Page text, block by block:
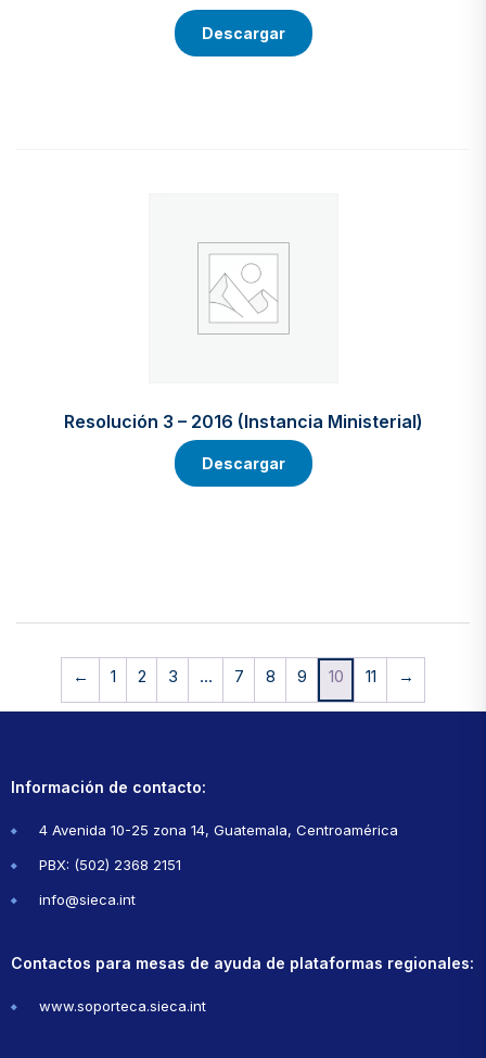
Descargar
Resolución 3 – 2016 (Instancia Ministerial)
Descargar
← 1 2 3 … 7 8 9 10 11 →
Información de contacto:
4 Avenida 10-25 zona 14, Guatemala, Centroamérica
PBX: (502) 2368 2151
info@sieca.int
Contactos para mesas de ayuda de plataformas regionales:
www.soporteca.sieca.int